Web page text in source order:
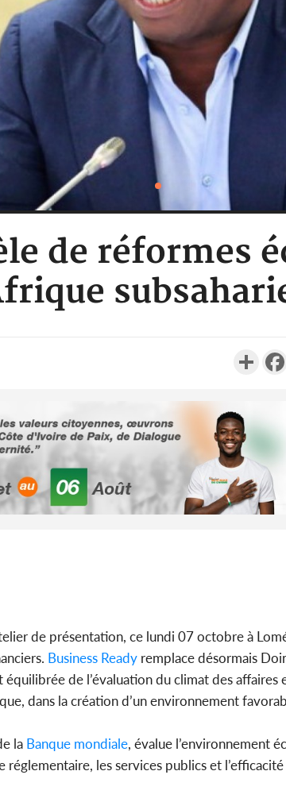
de réformes
de présentation, ce lundi 07 octobre à
Business Ready remplace désormais
de l’évaluation du climat des affaires
dans la création d’un environnement
la Banque mondiale, évalue l’environnement
les services publics et